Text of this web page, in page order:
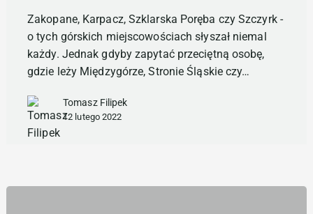
mapie
Polski
Zakopane, Karpacz, Szklarska Poręba czy Szczyrk -
o tych górskich miejscowościach słyszał niemal
każdy. Jednak gdyby zapytać przeciętną osobę,
gdzie leży Międzygórze, Stronie Śląskie czy…
Tomasz Filipek
12 lutego 2022